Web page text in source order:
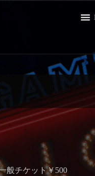
般チケット￥500